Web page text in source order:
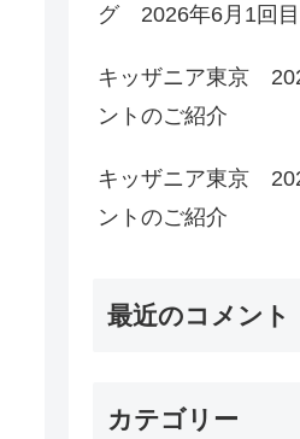
グ 2026年6月1回目
キッザニア東京
ントのご紹介
キッザニア東京
ントのご紹介
最近のコメント
カテゴリー